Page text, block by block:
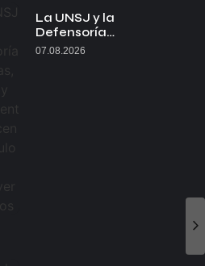
La UNSJ y la
Defensoría…
07.08.2026